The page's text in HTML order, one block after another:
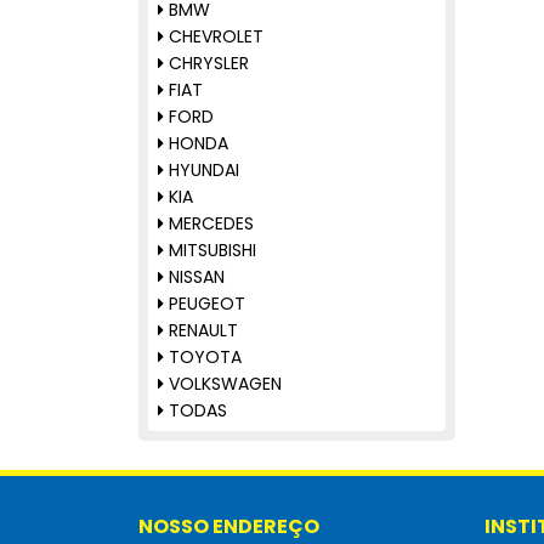
TRASEIRO
RETROVISORES
SUPORTE DO PARACHOQUE
TAMPAS TRASEIRAS
TAPETES
TRAVESSAS
TODAS
BMW
CHEVROLET
CHRYSLER
FIAT
FORD
HONDA
HYUNDAI
KIA
MERCEDES
MITSUBISHI
NISSAN
PEUGEOT
RENAULT
TOYOTA
VOLKSWAGEN
TODAS
NOSSO ENDEREÇO